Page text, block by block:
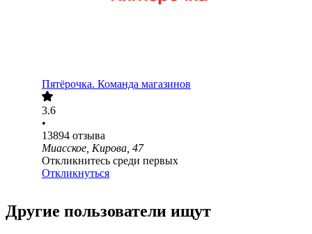
Пятёрочка. Команда магазинов
3.6
•
13894 отзыва
Миасское, Кирова, 47
Откликнитесь среди первых
Откликнуться
Другие пользователи ищут